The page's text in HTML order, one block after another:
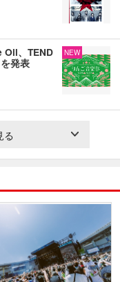
Oil、TEND
発表
NEW
る